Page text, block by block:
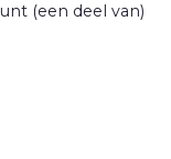
(een deel van)